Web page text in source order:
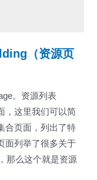
（资源页
。资源列表
，这里我们可以简
合页面，列出了特
面列举了很多关于
那么这个就是资源